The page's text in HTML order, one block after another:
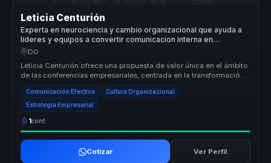
Leticia Centurión
Experta en neurociencia y cambio organizacional que ayuda a
lideres y equipos a convertir comunicacion interna en
cohesion, criterio y ventaja competitiva.
DO
Leticia Centurión ofrece una propuesta de valor única en el ámbito
de las conferencias empresariales, centrada en la transformación
organ...
Comunicación Efectiva Cultura Organizacional
Estrategia Empresarial
1conf.
Cotizar Ver Perfil